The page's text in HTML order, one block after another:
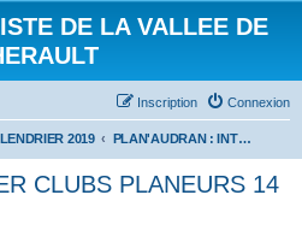
DE LA VALLEE DE
Connexion
Inscription
2019 PLAN'AUDRAN : INTER CLUBS PLANEURS 14 AVRIL 2019
CLUBS PLANEURS 14